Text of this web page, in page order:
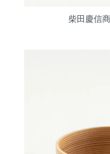
柴田慶信